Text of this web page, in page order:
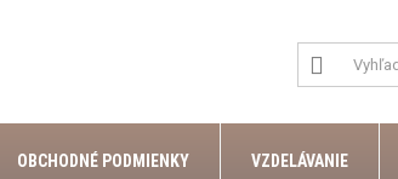
OBCHODNÉ PODMIENKY VZDELÁVANIE